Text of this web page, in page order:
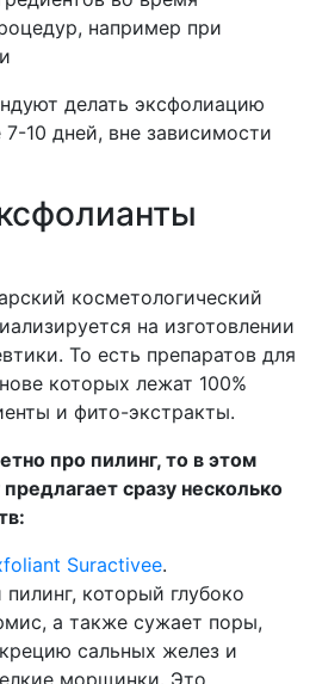
например при
делать эксфолиацию
10 дней, вне зависимости
косметологический
на изготовлении
То есть препаратов для
которых лежат 100%
и фито-экстракты.
про пилинг, то в этом
сразу несколько
Suractivee.
который глубоко
а также сужает поры,
сальных желез и
морщинки. Это